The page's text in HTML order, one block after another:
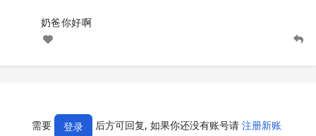
奶爸你好啊
需要 登录 后方可回复, 如果你还没有账号请 注册新账